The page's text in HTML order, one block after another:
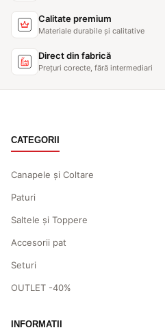
Calitate premium
Materiale durabile și calitative
Direct din fabrică
Prețuri corecte, fără intermediari
CATEGORII
Canapele și Coltare
Paturi
Saltele și Toppere
Accesorii pat
Seturi
OUTLET -40%
INFORMATII